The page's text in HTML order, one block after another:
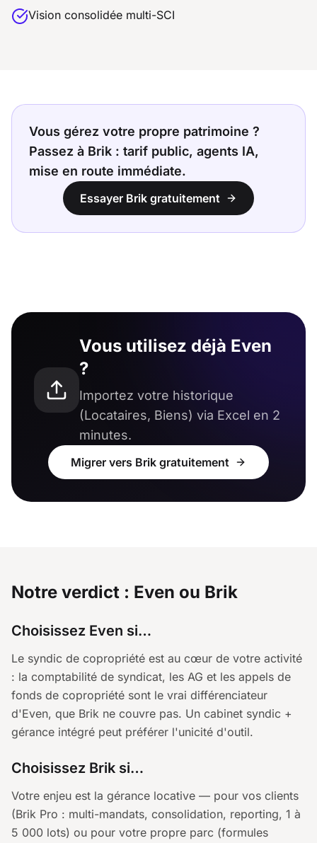
Vision consolidée multi-SCI
Vous gérez votre propre patrimoine ?
Passez à Brik : tarif public, agents IA,
mise en route immédiate.
Essayer Brik gratuitement
Vous utilisez déjà Even
?
Importez votre historique
(Locataires, Biens) via Excel en 2
minutes.
Migrer vers Brik gratuitement
Notre verdict : Even ou Brik
Choisissez Even si…
Le syndic de copropriété est au cœur de votre activité
: la comptabilité de syndicat, les AG et les appels de
fonds de copropriété sont le vrai différenciateur
d'Even, que Brik ne couvre pas. Un cabinet syndic +
gérance intégré peut préférer l'unicité d'outil.
Choisissez Brik si…
Votre enjeu est la gérance locative — pour vos clients
(Brik Pro : multi-mandats, consolidation, reporting, 1 à
5 000 lots) ou pour votre propre parc (formules